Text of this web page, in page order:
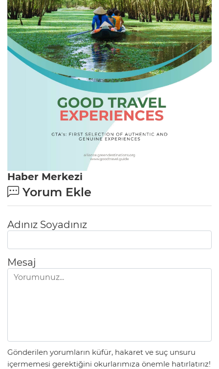
Haber Merkezi
Yorum Ekle
Adınız Soyadınız
Mesaj
Gönderilen yorumların küfür, hakaret ve suç unsuru
içermemesi gerektiğini okurlarımıza önemle hatırlatırız!